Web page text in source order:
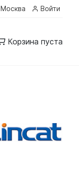
Москва Войти
Корзина пуста